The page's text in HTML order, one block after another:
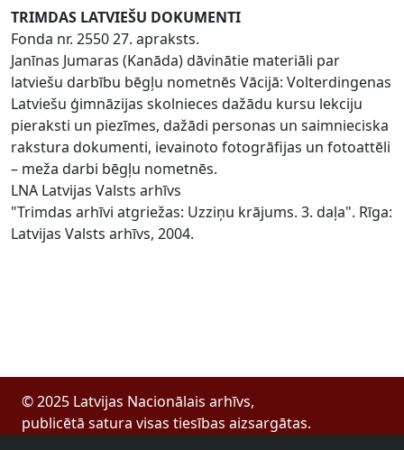
TRIMDAS LATVIEŠU DOKUMENTI
Fonda nr. 2550 27. apraksts.
Janīnas Jumaras (Kanāda) dāvinātie materiāli par
latviešu darbību bēgļu nometnēs Vācijā: Volterdingenas
Latviešu ģimnāzijas skolnieces dažādu kursu lekciju
pieraksti un piezīmes, dažādi personas un saimnieciska
rakstura dokumenti, ievainoto fotogrāfijas un fotoattēli
– meža darbi bēgļu nometnēs.
LNA Latvijas Valsts arhīvs
"Trimdas arhīvi atgriežas: Uzziņu krājums. 3. daļa". Rīga:
Latvijas Valsts arhīvs, 2004.
© 2025 Latvijas Nacionālais arhīvs,
publicētā satura visas tiesības aizsargātas.